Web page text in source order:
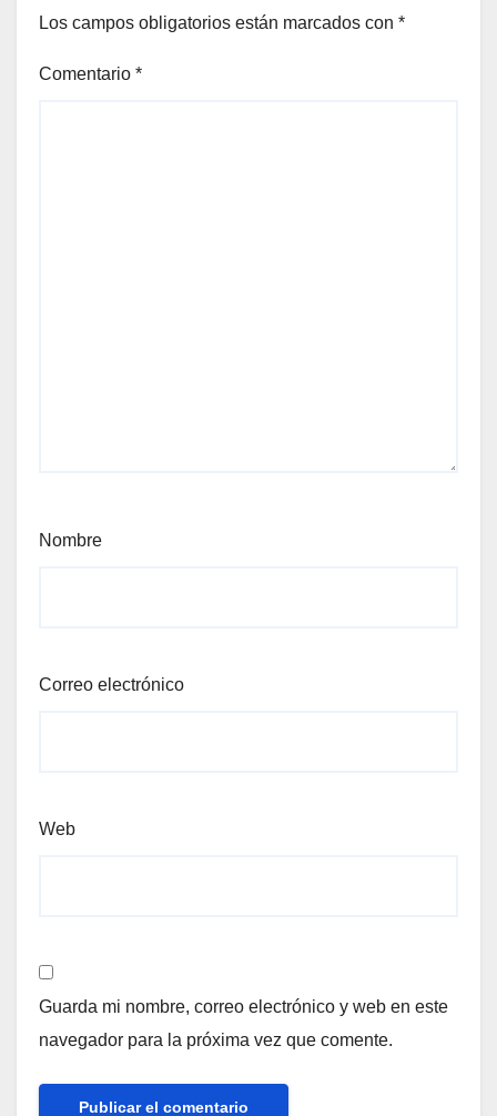
Los campos obligatorios están marcados con *
Comentario *
Nombre
Correo electrónico
Web
Guarda mi nombre, correo electrónico y web en este
navegador para la próxima vez que comente.